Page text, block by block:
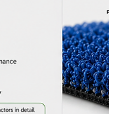
в сфере отдыха и